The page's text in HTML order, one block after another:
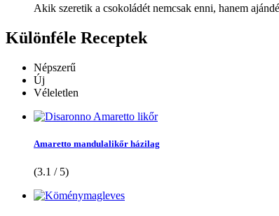
Akik szeretik a csokoládét nemcsak enni, hanem
Különféle Receptek
Népszerű
Új
Véleletlen
Amaretto mandulalikőr házilag
(3.1 / 5)